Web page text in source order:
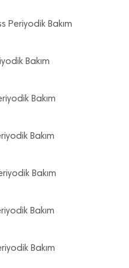
Periyodik Bakım
Bakım
Bakım
Bakım
Bakım
Bakım
Bakım